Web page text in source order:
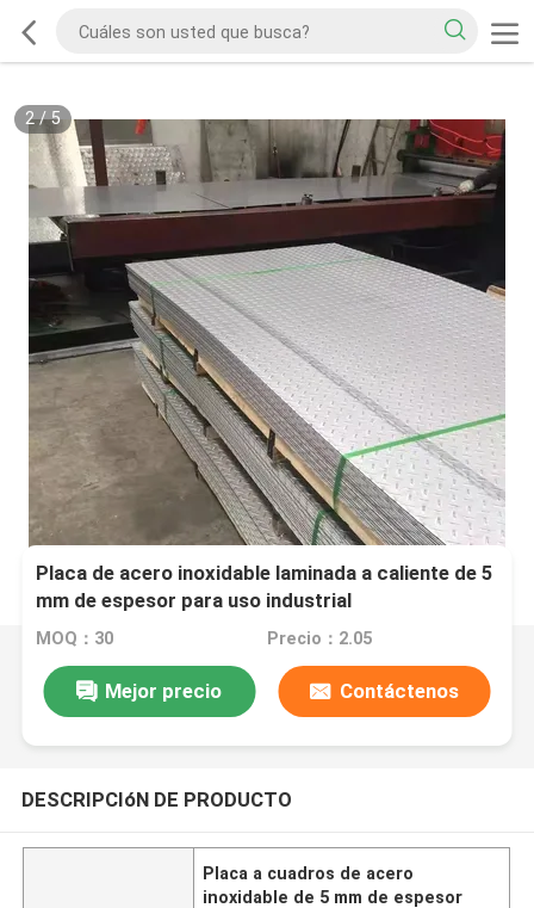
2/5
Placa de acero inoxidable laminada a caliente de 5
mm de espesor para uso industrial
MOQ：30 Precio：2.05
Mejor precio Contáctenos
DESCRIPCIóN DE PRODUCTO
Placa a cuadros de acero
inoxidable de 5 mm de espesor